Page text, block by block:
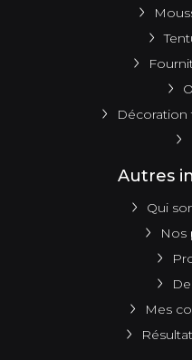
Décoration
Autres
Qui
Nos
Mes